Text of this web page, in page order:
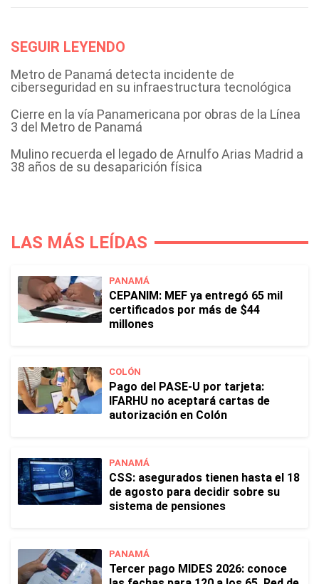
SEGUIR LEYENDO
Metro de Panamá detecta incidente de
ciberseguridad en su infraestructura tecnológica
Cierre en la vía Panamericana por obras de la Línea
3 del Metro de Panamá
Mulino recuerda el legado de Arnulfo Arias Madrid a
38 años de su desaparición física
LAS MÁS LEÍDAS
PANAMÁ
CEPANIM: MEF ya entregó 65 mil
certificados por más de $44
millones
COLÓN
Pago del PASE-U por tarjeta:
IFARHU no aceptará cartas de
autorización en Colón
PANAMÁ
CSS: asegurados tienen hasta el 18
de agosto para decidir sobre su
sistema de pensiones
PANAMÁ
Tercer pago MIDES 2026: conoce